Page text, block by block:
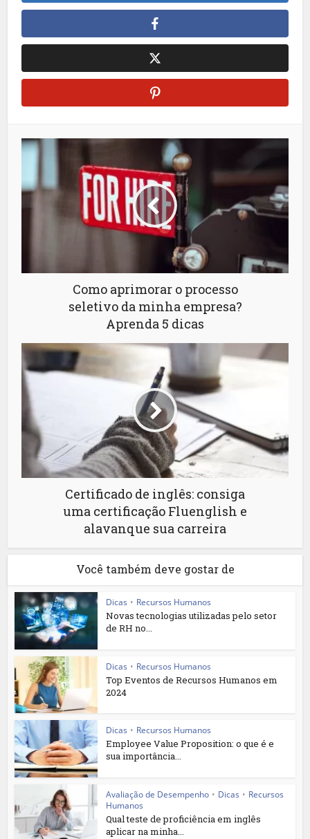
Como aprimorar o processo
seletivo da minha empresa?
Aprenda 5 dicas
Certificado de inglês: consiga
uma certificação Fluenglish e
alavanque sua carreira
Você também deve gostar de
Dicas • Recursos Humanos
Novas tecnologias utilizadas pelo setor
de RH no...
Dicas • Recursos Humanos
Top Eventos de Recursos Humanos em
2024
Dicas • Recursos Humanos
Employee Value Proposition: o que é e
sua importância...
Avaliação de Desempenho • Dicas • Recursos
Humanos
Qual teste de proficiência em inglês
aplicar na minha...